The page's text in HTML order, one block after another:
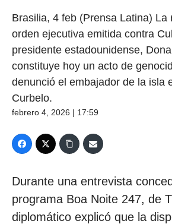
Brasilia, 4 feb (Prensa Latina) La
orden ejecutiva emitida contra
presidente estadounidense,
constituye hoy un acto de
denunció el embajador de la isla
Curbelo.
febrero 4, 2026 | 17:59
Durante una entrevista
programa Boa Noite 247, de
diplomático explicó que la